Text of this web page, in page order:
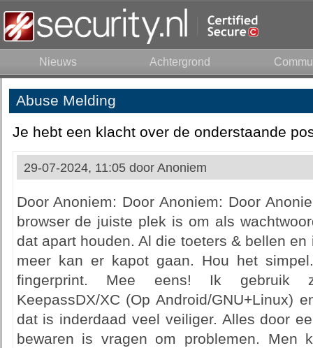
Nieuws Achtergrond
Abuse Melding
Je hebt een klacht over de onderstaande
29-07-2024, 11:05 door Anoniem
Door Anoniem: Door Anoniem: Door
browser de juiste plek is om als
dat apart houden. Al die toeters & bellen
meer kan er kapot gaan. Hou het
fingerprint. Mee eens! Ik gebruik
KeepassDX/XC (Op Android/GNU+Linux)
dat is inderdaad veel veiliger. Alles door
bewaren is vragen om problemen. Men